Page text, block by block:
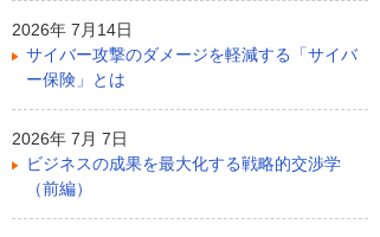
2026年 7月14日
サイバー攻撃のダメージを軽減する「サイバ
ー保険」とは
2026年 7月 7日
ビジネスの成果を最大化する戦略的交渉学
（前編）